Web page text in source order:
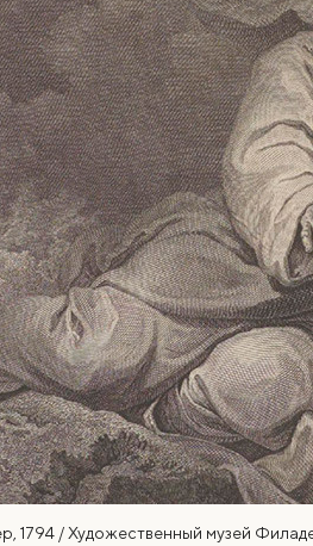
1794 / Художественный музей